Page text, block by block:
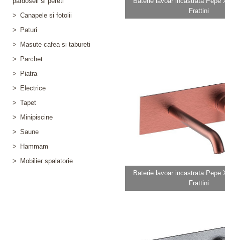
> Canapele si fotolii
>
Paturi
>
Masute cafea si tabureti
>
Parchet
>
Piatra
>
Electrice
> Tapet
>
Minipiscine
> Saune
>
Hammam
>
Mobilier spalatorie
Frattini
Baterie lavoar incastrata Pepe
Frattini